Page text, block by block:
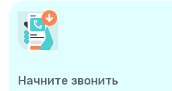
Начните звонить